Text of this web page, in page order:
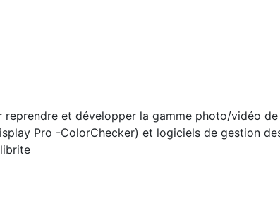
reprendre et développer la gamme photo/vidéo
Pro -ColorChecker) et logiciels de gestion